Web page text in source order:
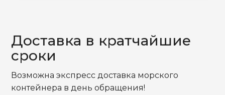
Доставка в кратчайшие
сроки
Возможна экспресс доставка морского
контейнера в день обращения!